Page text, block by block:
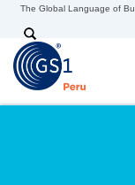
The Global Language of
Search